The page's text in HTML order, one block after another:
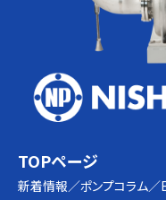
TOPページ
新着情報 ポンプコラム